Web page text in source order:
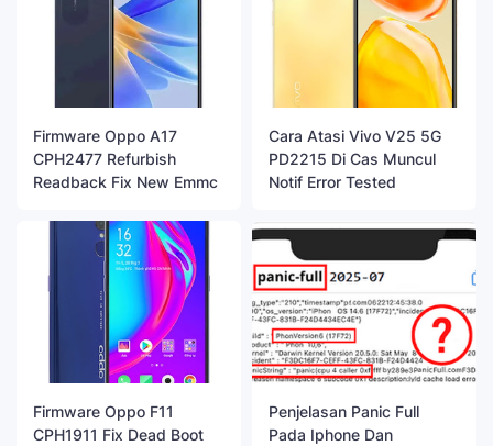
Firmware Oppo A17
CPH2477 Refurbish
Readback Fix New Emmc
Cara Atasi Vivo V25 5G
PD2215 Di Cas Muncul
Notif Error Tested
Firmware Oppo F11
CPH1911 Fix Dead Boot
Penjelasan Panic Full
Pada Iphone Dan